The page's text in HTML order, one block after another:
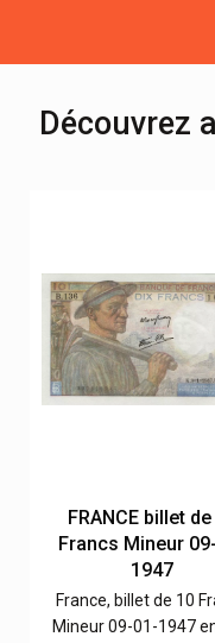
Découvrez
FRANCE billet
Francs Mineur
1947
France, billet de 10
Mineur 09-01-1947